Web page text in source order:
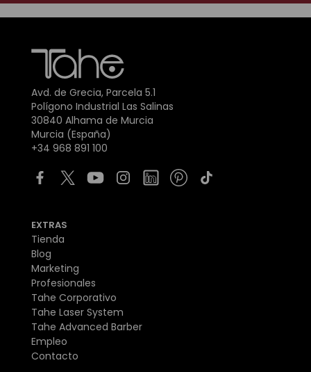
Avd. de Grecia, Parcela 5.1
Polígono Industrial Las Salinas
30840 Alhama de Murcia
Murcia (España)
+34 968 891 100
EXTRAS
Tienda
Blog
Marketing
Profesionales
Tahe Corporativo
Tahe Laser System
Tahe Advanced Barber
Empleo
Contacto